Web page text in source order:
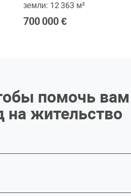
земли: 12 363 м²
700 000 €
помочь вам
на жительство